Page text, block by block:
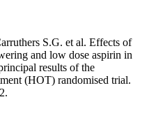
S.G. et al. Effects of
and low dose aspirin in
results of the
(HOT) randomised trial.